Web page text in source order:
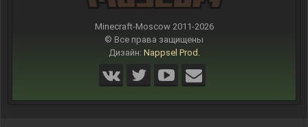
Minecraft-Moscow 2011-2026
© Все права защищены
Дизайн: Nappsel Prod.